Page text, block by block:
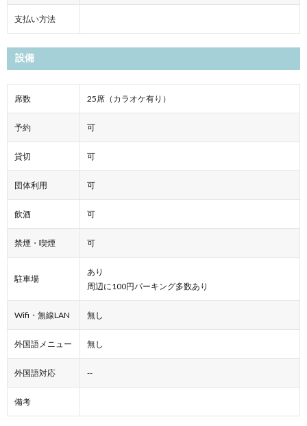
支払い方法
設備
席数 25席（カラオケ有り）
予約 可
貸切 可
団体利用 可
飲酒 可
禁煙・喫煙 可
駐車場
あり
周辺に100円パーキング多数あり
Wifi・無線LAN 無し
外国語メニュー 無し
外国語対応 --
備考